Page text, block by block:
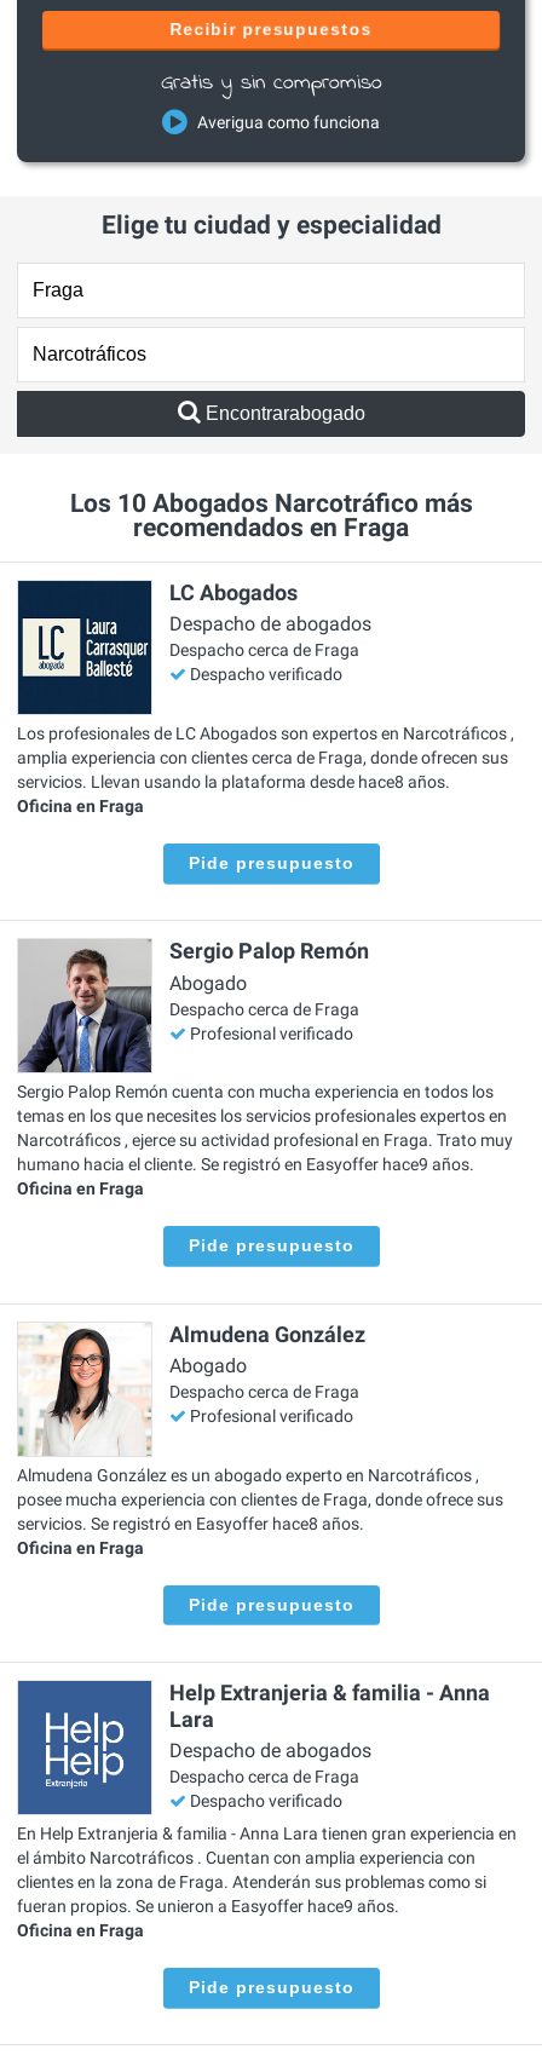
Recibir presupuestos
Gratis y sin compromiso
Averigua como funciona
Elige tu ciudad y especialidad
Encontrarabogado
Los 10 Abogados Narcotráfico más
recomendados en Fraga
LC Abogados
Despacho de abogados
Despacho cerca de Fraga
Despacho verificado
Los profesionales de LC Abogados son expertos en Narcotráficos ,
amplia experiencia con clientes cerca de Fraga, donde ofrecen sus
servicios. Llevan usando la plataforma desde hace8 años.
Oficina en Fraga
Pide presupuesto
Sergio Palop Remón
Abogado
Despacho cerca de Fraga
Profesional verificado
Sergio Palop Remón cuenta con mucha experiencia en todos los
temas en los que necesites los servicios profesionales expertos en
Narcotráficos , ejerce su actividad profesional en Fraga. Trato muy
humano hacia el cliente. Se registró en Easyoffer hace9 años.
Oficina en Fraga
Pide presupuesto
Almudena González
Abogado
Despacho cerca de Fraga
Profesional verificado
Almudena González es un abogado experto en Narcotráficos ,
posee mucha experiencia con clientes de Fraga, donde ofrece sus
servicios. Se registró en Easyoffer hace8 años.
Oficina en Fraga
Pide presupuesto
Help Extranjeria & familia - Anna
Lara
Despacho de abogados
Despacho cerca de Fraga
Despacho verificado
En Help Extranjeria & familia - Anna Lara tienen gran experiencia en
el ámbito Narcotráficos . Cuentan con amplia experiencia con
clientes en la zona de Fraga. Atenderán sus problemas como si
fueran propios. Se unieron a Easyoffer hace9 años.
Oficina en Fraga
Pide presupuesto